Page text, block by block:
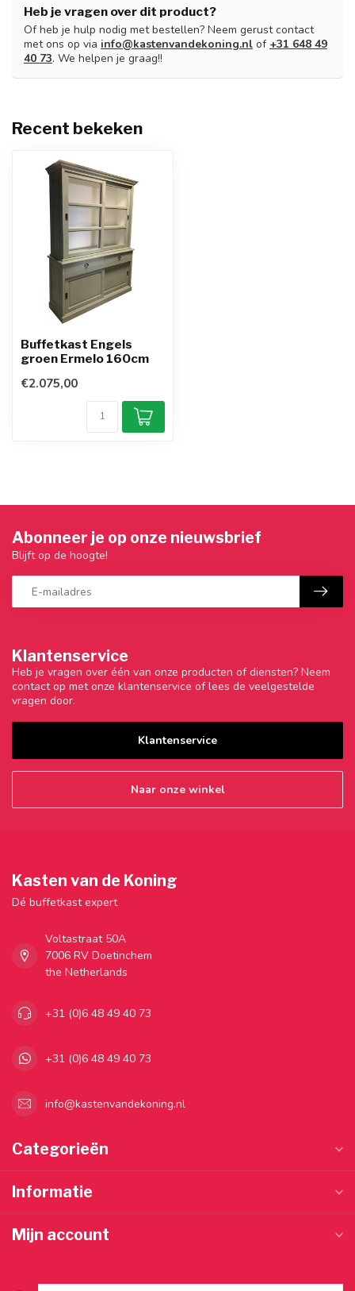
Heb je vragen over dit product?
Of heb je hulp nodig met bestellen? Neem gerust contact
met ons op via info@kastenvandekoning.nl of +31 648 49
40 73. We helpen je graag!!
Recent bekeken
Buffetkast Engels
groen Ermelo 160cm
€2.075,00
Klantenservice
Heb je vragen over één van onze producten of diensten? Neem
contact op met onze klantenservice of lees de veelgestelde
vragen door.
Klantenservice
Naar onze winkel
Abonneer je op onze nieuwsbrief
Blijft op de hoogte!
Kasten van de Koning
Dé buffetkast expert
Voltastraat 50A
7006 RV Doetinchem
the Netherlands
+31 (0)6 48 49 40 73
+31 (0)6 48 49 40 73
info@kastenvandekoning.nl
Categorieën
Informatie
Mijn account